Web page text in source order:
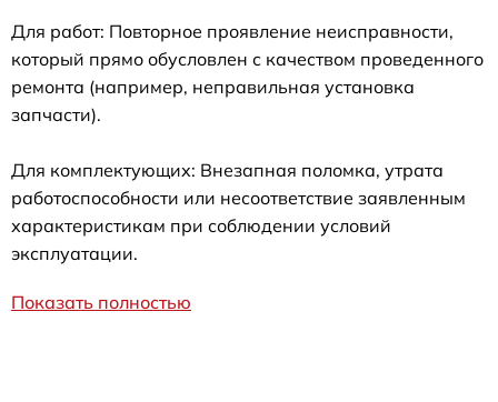
Для работ: Повторное проявление неисправности,
который прямо обусловлен с качеством проведенного
ремонта (например, неправильная установка
запчасти).
Для комплектующих: Внезапная поломка, утрата
работоспособности или несоответствие заявленным
характеристикам при соблюдении условий
эксплуатации.
Показать полностью